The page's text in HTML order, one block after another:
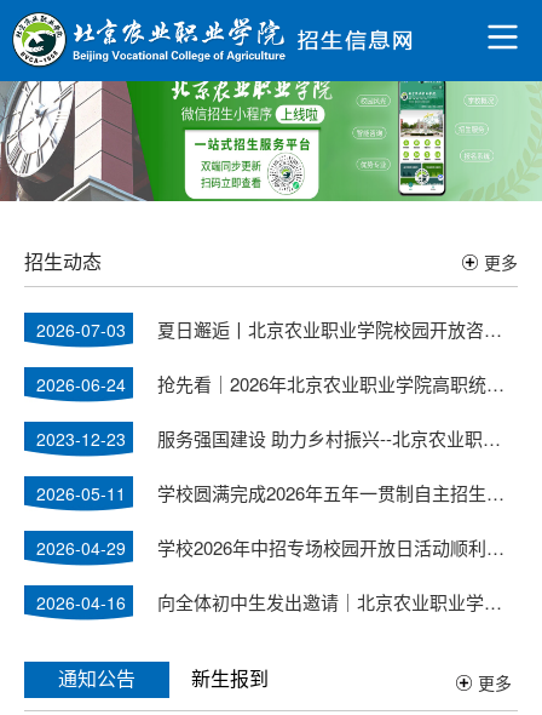
招生动态 更多
2026-07-03 夏日邂逅丨北京农业职业学院校园开放咨询周即将开启！
2026-06-24 抢先看｜2026年北京农业职业学院高职统招计划发布！
2023-12-23 服务强国建设 助力乡村振兴--北京农业职业学院建校65周年高质量发展大会隆重举行
2026-05-11 学校圆满完成2026年五年一贯制自主招生工作
2026-04-29 学校2026年中招专场校园开放日活动顺利举办
2026-04-16 向全体初中生发出邀请｜北京农业职业学院校园开放日，邀你共启美好未来！
通知公告 新生报到 更多